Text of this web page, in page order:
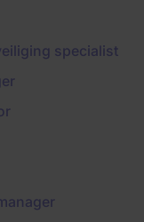
specialist